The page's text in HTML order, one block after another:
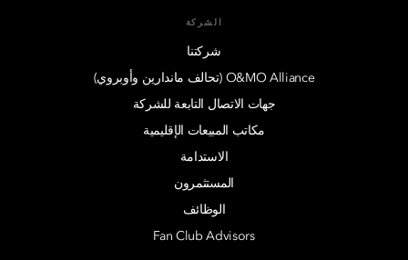
الشركة
شركتنا
O&MO Alliance (تحالف ماندارين وأوبروي)
جهات الاتصال التابعة للشركة
مكاتب المبيعات الإقليمية
الاستدامة
المستثمرون
الوظائف
Fan Club Advisors